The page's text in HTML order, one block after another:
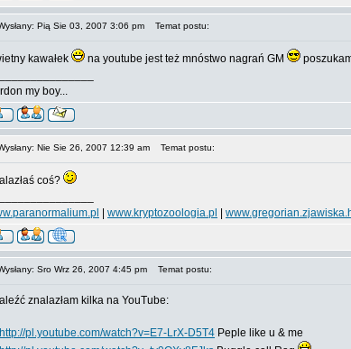
Pią Sie 03, 2007 3:06 pm Temat postu:
kawałek na youtube jest też mnóstwo nagrań GM
my boy...
Nie Sie 26, 2007 12:39 am Temat postu:
coś?
www.kryptozoologia.pl
Sro Wrz 26, 2007 4:45 pm Temat postu:
znalazłam kilka na YouTube:
http://pl.youtube.com/watch?v=E7-LrX-D5T4 Peple like u & me